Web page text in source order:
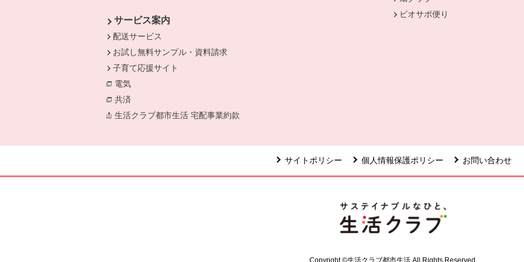
サービス案内
配送サービス
お試し無料サンプル・資料請求
子育て応援サイト
電気
共済
生活クラブ都市生活 宅配事業約款
ビオサポ便り
サイトポリシー 個人情報保護ポリシー お問い合わせ